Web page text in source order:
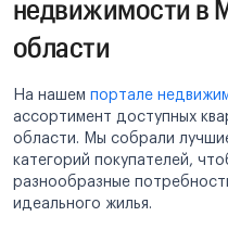
недвижимости в
области
На нашем портале
ассортимент доступных
области. Мы собрали
категорий покупателей,
разнообразные
идеального жилья.